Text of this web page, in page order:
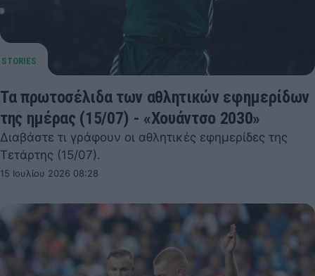
Τα πρωτοσέλιδα των αθλητικών εφημερίδων
της ημέρας (15/07) - «Χουάντσο 2030»
Διαβάστε τι γράφουν οι αθλητικές εφημερίδες της
Τετάρτης (15/07).
15 Ιουλίου 2026 08:28